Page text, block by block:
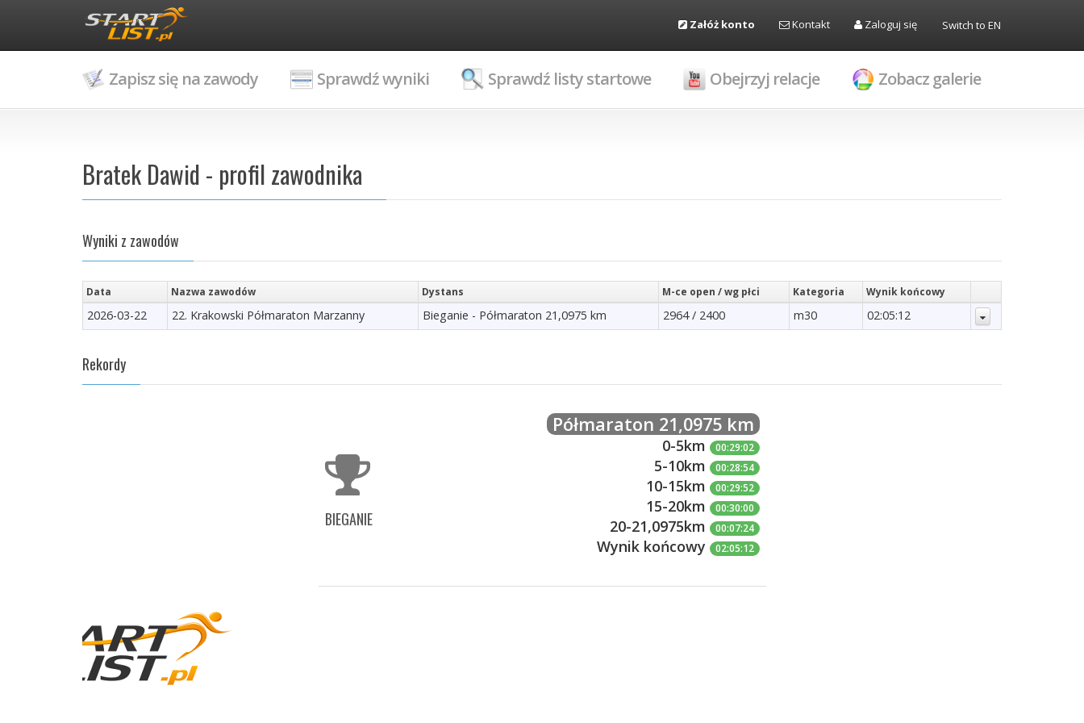
Załóż konto Kontakt Zaloguj się Switch to EN
Zapisz się na zawody Sprawdź wyniki Sprawdź listy startowe Obejrzyj relacje Zobacz galerie
Bratek Dawid - profil zawodnika
Wyniki z zawodów
Data Nazwa zawodów Dystans M-ce open / wg płci Kategoria Wynik końcowy
2026-03-22 22. Krakowski Półmaraton Marzanny Bieganie - Półmaraton 21,0975 km 2964 / 2400 m30 02:05:12
Rekordy
BIEGANIE
Półmaraton 21,0975 km
0-5km 00:29:02
5-10km 00:28:54
10-15km 00:29:52
15-20km 00:30:00
20-21,0975km 00:07:24
Wynik końcowy 02:05:12